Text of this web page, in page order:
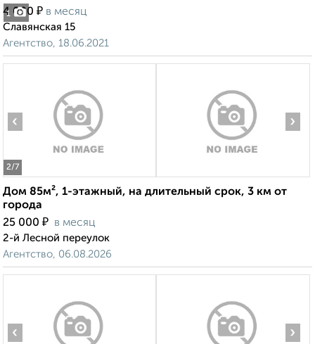
1
4 000 ₽ в месяц
Славянская 15
Агентство, 18.06.2021
2/7
‹ ›
Дом 85м², 1-этажный, на длительный срок, 3 км от
города
25 000 ₽ в месяц
2-й Лесной переулок
Агентство, 06.08.2026
‹ ›